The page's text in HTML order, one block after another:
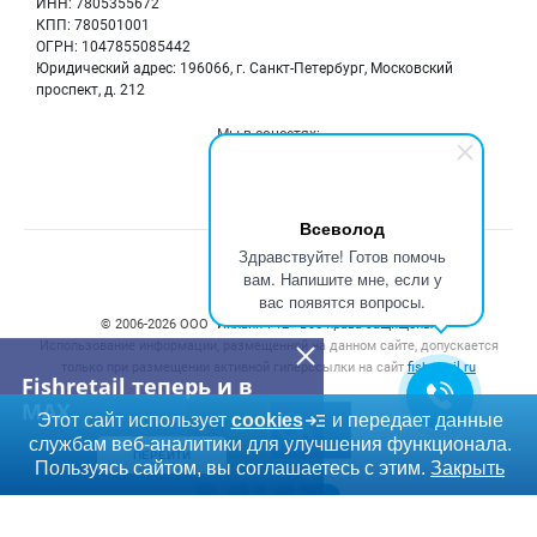
Всеволод
Здравствуйте! Готов помочь
вам. Напишите мне, если у
вас появятся вопросы.
Fishretail теперь и в
MAX
ПЕРЕЙТИ
ИНН: 7805355672
КПП: 780501001
ОГРН: 1047855085442
Юридический адрес: 196066, г. Санкт-Петербург, Московский
проспект, д. 212
Блог
Карта объявлений
Мы в соцсетях:
Счетчики, авторское право, логотипы
© 2006‑2026 ООО “Инлайн”. 12+ Все права защищены.
Использование информации, размещенной на данном сайте, допускается
только при размещении активной гиперссылки на сайтfishretail.ru
Этот сайт использует cookies
и передает данные
службам веб-аналитики для улучшения функционала.
Пользуясь сайтом, вы соглашаетесь с этим. Закрыть